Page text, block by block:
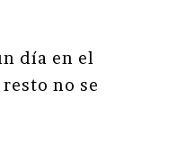
día en el
no se